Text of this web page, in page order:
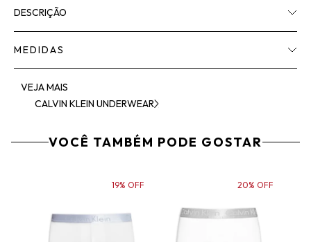
DESCRIÇÃO
MEDIDAS
VEJA MAIS
CALVIN KLEIN UNDERWEAR
VOCÊ TAMBÉM PODE GOSTAR
19% OFF 20% OFF